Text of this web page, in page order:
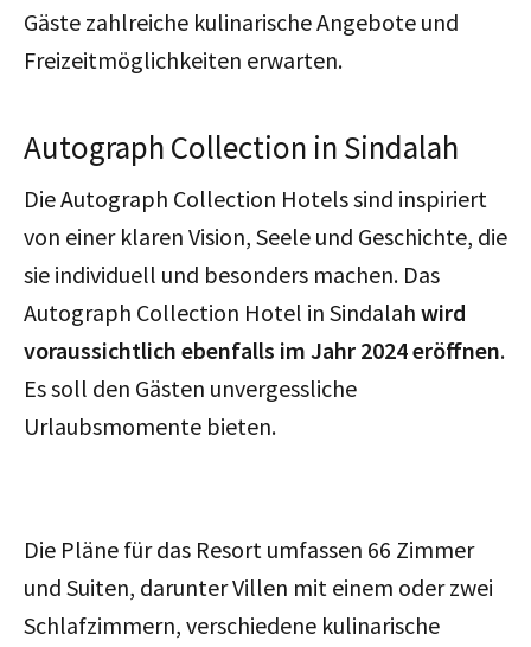
Gäste zahlreiche kulinarische Angebote und
Freizeitmöglichkeiten erwarten.
Autograph Collection in Sindalah
Die Autograph Collection Hotels sind inspiriert
von einer klaren Vision, Seele und Geschichte, die
sie individuell und besonders machen. Das
Autograph Collection Hotel in Sindalah wird
voraussichtlich ebenfalls im Jahr 2024 eröffnen.
Es soll den Gästen unvergessliche
Urlaubsmomente bieten.
Die Pläne für das Resort umfassen 66 Zimmer
und Suiten, darunter Villen mit einem oder zwei
Schlafzimmern, verschiedene kulinarische